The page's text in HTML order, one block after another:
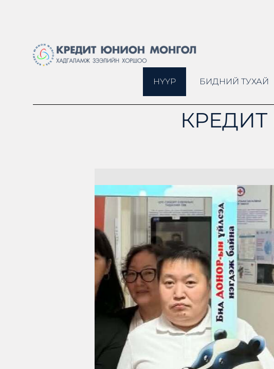
НҮҮР БИДНИЙ ТУХАЙ